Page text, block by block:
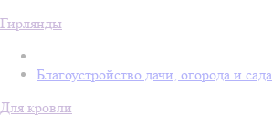
Гирлянды
Благоустройство дачи, огорода и сада
Для кровли